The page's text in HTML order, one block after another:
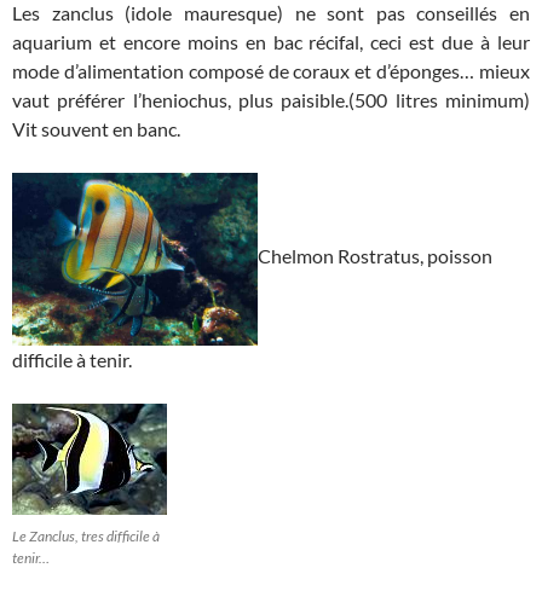
Les zanclus (idole mauresque) ne sont pas conseillés en
aquarium et encore moins en bac récifal, ceci est due à leur
mode d’alimentation composé de coraux et d’éponges… mieux
vaut préférer l’heniochus, plus paisible.(500 litres minimum)
Vit souvent en banc.
Chelmon Rostratus, poisson
difficile à tenir.
Le Zanclus, tres difficile à
tenir…